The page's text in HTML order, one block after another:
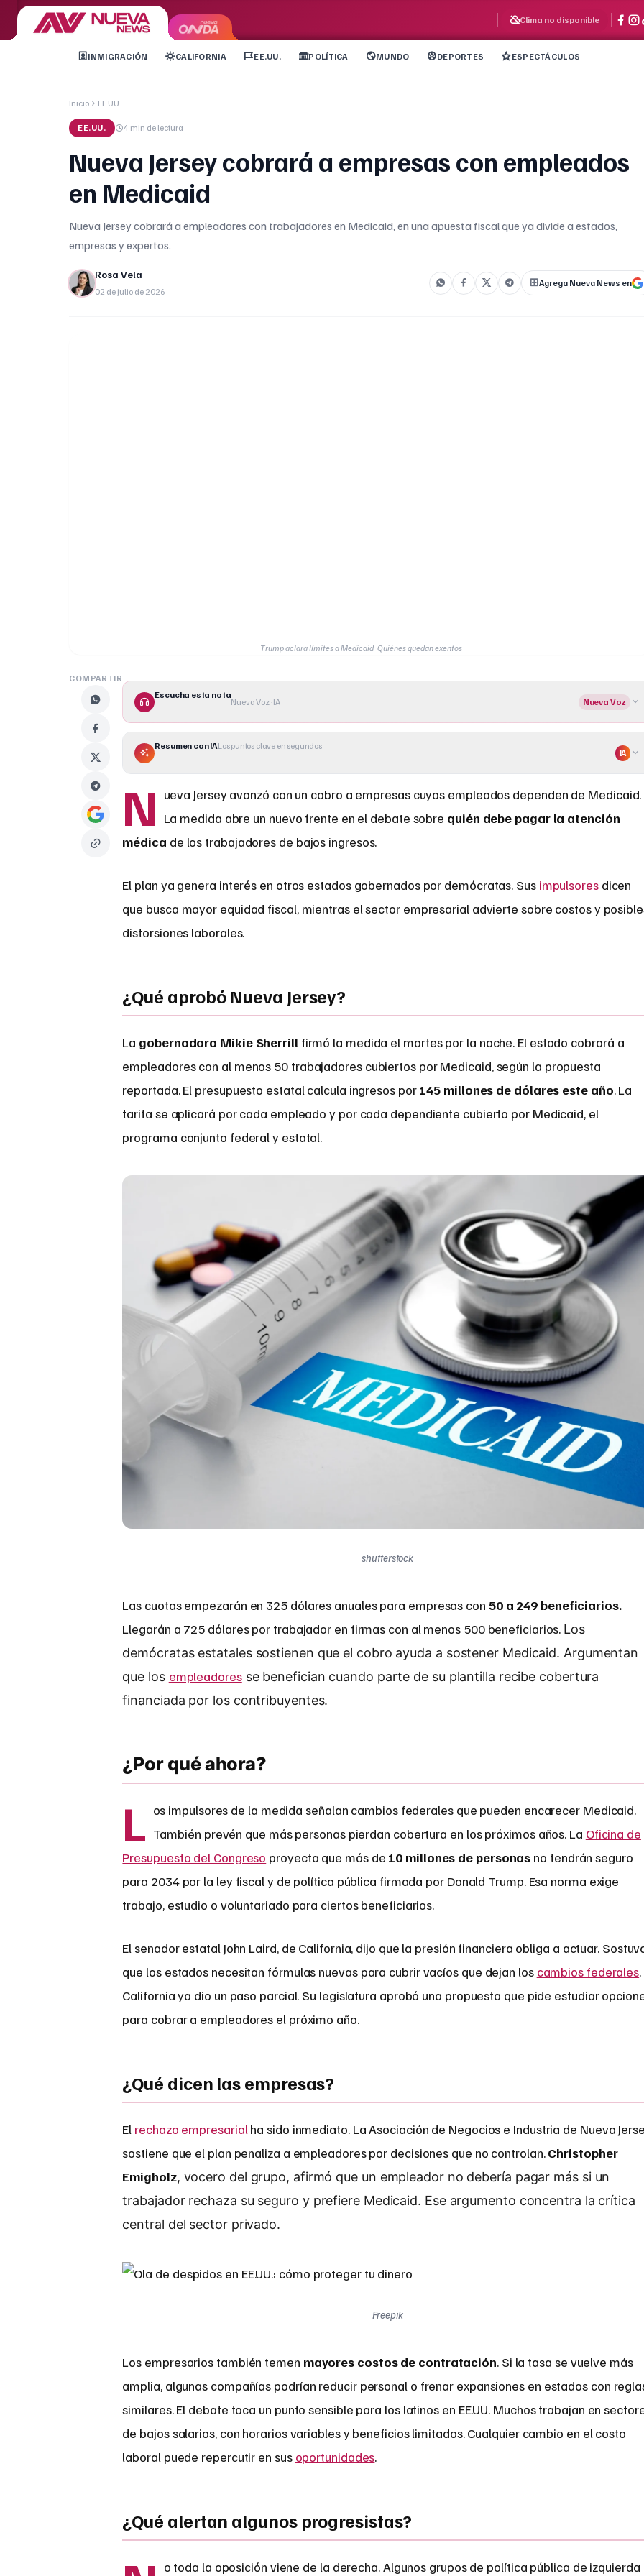
Clima no disponible
INMIGRACIÓN CALIFORNIA EE.UU. POLÍTICA MUNDO DEPORTES ESPECTÁCULOS
Inicio EE.UU.
EE.UU. 4 min de lectura
Nueva Jersey cobrará a empresas con empleados
en Medicaid
Nueva Jersey cobrará a empleadores con trabajadores en Medicaid, en una apuesta fiscal que ya divide a estados,
empresas y expertos.
Rosa Vela
02 de julio de 2026
Agrega Nueva News en
Trump aclara límites a Medicaid: Quiénes quedan exentos
COMPARTIR
Escucha esta nota
Nueva Voz · IA Nueva Voz
Resumen con IALos puntos clave en segundos
IA
N
ueva Jersey avanzó con un cobro a empresas cuyos empleados dependen de Medicaid.
La medida abre un nuevo frente en el debate sobre quién debe pagar la atención
médica de los trabajadores de bajos ingresos.
El plan ya genera interés en otros estados gobernados por demócratas. Sus impulsoresdicen
que busca mayor equidad fiscal, mientras el sector empresarial advierte sobre costos y
distorsiones laborales.
¿Qué aprobó Nueva Jersey?
La gobernadora Mikie Sherrill firmó la medida el martes por la noche. El estado cobrará a
empleadores con al menos 50 trabajadores cubiertos por Medicaid, según la propuesta
reportada. El presupuesto estatal calcula ingresos por145 millones de dólares este año. La
tarifa se aplicará por cada empleado y por cada dependiente cubierto por Medicaid, el
programa conjunto federal y estatal.
shutterstock
Las cuotas empezarán en 325 dólares anuales para empresas con 50 a 249 beneficiarios.
Llegarán a 725 dólares por trabajador en firmas con al menos 500 beneficiarios. Los
demócratas estatales sostienen que el cobro ayuda a sostener Medicaid. Argumentan
que los empleadoresse benefician cuando parte de su plantilla recibe cobertura
financiada por los contribuyentes.
¿Por qué ahora?
L os impulsores de la medida señalan cambios federales que pueden encarecer Medicaid.
También prevén que más personas pierdan cobertura en los próximos años. La Oficina de
Presupuesto del Congreso proyecta que más de 10 millones de personas no tendrán seguro
para 2034 por la ley fiscal y de política pública firmada por Donald Trump. Esa norma exige
trabajo, estudio o voluntariado para ciertos beneficiarios.
El senador estatal John Laird, de California, dijo que la presión financiera obliga a actuar.
que los estados necesitan fórmulas nuevas para cubrir vacíos que dejan los cambios federales.
California ya dio un paso parcial. Su legislatura aprobó una propuesta que pide estudiar
para cobrar a empleadores el próximo año.
¿Qué dicen las empresas?
El rechazo empresarial ha sido inmediato. La Asociación de Negocios e Industria de Nueva
sostiene que el plan penaliza a empleadores por decisiones que no controlan.Christopher
Emigholz, vocero del grupo, afirmó que un empleador no debería pagar más si un
trabajador rechaza su seguro y prefiere Medicaid. Ese argumento concentra la crítica
central del sector privado.
Freepik
Los empresarios también temen mayores costos de contratación. Si la tasa se vuelve más
amplia, algunas compañías podrían reducir personal o frenar expansiones en estados con
similares. El debate toca un punto sensible para los latinos en EE.UU. Muchos trabajan en
de bajos salarios, con horarios variables y beneficios limitados. Cualquier cambio en el costo
laboral puede repercutir en sus oportunidades.
¿Qué alertan algunos progresistas?
o toda la oposición viene de la derecha. Algunos grupos de política pública de izquierda